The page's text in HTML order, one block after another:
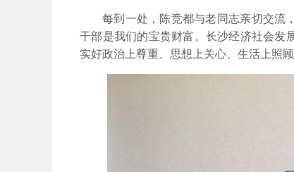
每到一处，陈竞都与老同志亲切交流
干部是我们的宝贵财富。长沙经济社会发
实好政治上尊重、思想上关心、生活上照